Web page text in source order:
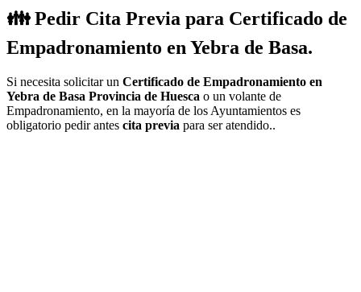
👪 Pedir Cita Previa para Certificado de
Empadronamiento en Yebra de Basa.
Si necesita solicitar un Certificado de Empadronamiento en
Yebra de Basa Provincia de Huesca o un volante de
Empadronamiento, en la mayoría de los Ayuntamientos es
obligatorio pedir antes cita previa para ser atendido..